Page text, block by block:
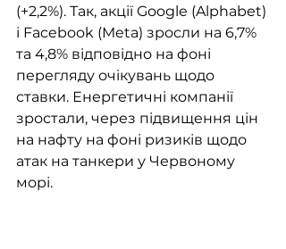
(+2,2%). Так, акції Google (Alphabet)
і Facebook (Meta) зросли на 6,7%
та 4,8% відповідно на фоні
перегляду очікувань щодо
ставки. Енергетичні компанії
зростали, через підвищення цін
на нафту на фоні ризиків щодо
атак на танкери у Червоному
морі.